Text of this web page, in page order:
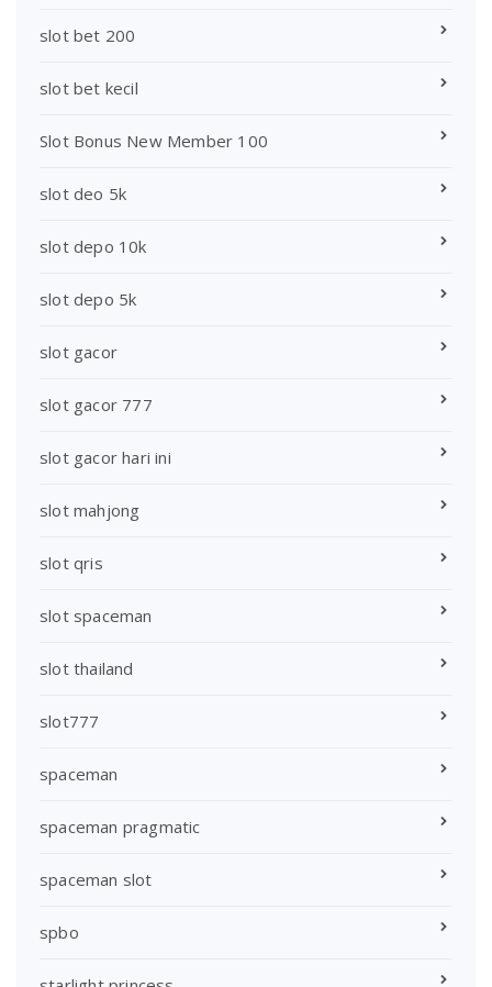
slot bet 200
slot bet kecil
Slot Bonus New Member 100
slot deo 5k
slot depo 10k
slot depo 5k
slot gacor
slot gacor 777
slot gacor hari ini
slot mahjong
slot qris
slot spaceman
slot thailand
slot777
spaceman
spaceman pragmatic
spaceman slot
spbo